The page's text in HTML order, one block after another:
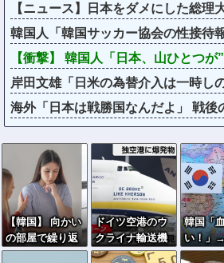
【ニュース】日本をダメにした総理
韓国人「韓国サッカー協会の性接待
【衝撃】 韓国人「日本、山ひとつが
岸田文雄「日米の為替介入は一時し
海外「日本は戦勝国なんだよ」 戦後
【韓国】 向かい
の部屋で繰り返
しわいせつ行
ドイツ空港のウ
クライナ輸送機
に自爆ドローン
韓国「
い！」
十字、